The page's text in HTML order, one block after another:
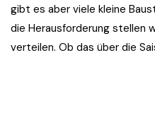
gibt es aber viele kleine
die Herausforderung stellen
verteilen. Ob das über die